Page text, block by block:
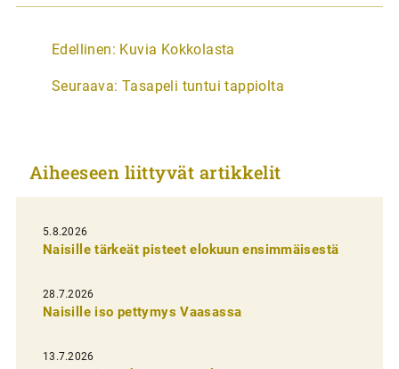
A
t
k
e
l
i
e
n
Edellinen: Kuvia Kokkolasta
Seuraava: Tasapeli tuntui tappiolta
Aiheeseen liittyvät artikkelit
5.8.2026
Naisille tärkeät pisteet elokuun ensimmäisestä
28.7.2026
Naisille iso pettymys Vaasassa
13.7.2026